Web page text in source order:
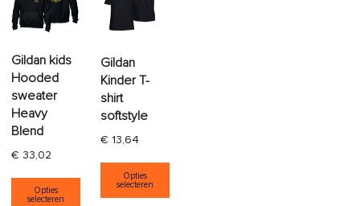
Gildan kids
Hooded
sweater
Heavy
Blend
€ 33,02
Opties
selecteren
Dit product heeft meerdere variaties. Deze optie
Gildan
Kinder T-
shirt
softstyle
€ 13,64
Opties
selecteren
Dit product heeft meerdere